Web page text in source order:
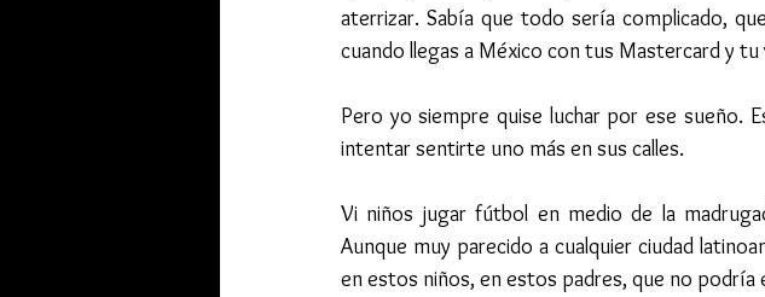
aterrizar. Sabía que todo sería complicado,
cuando llegas a México con tus Mastercard y tu
Pero yo siempre quise luchar por ese sueño.
intentar sentirte uno más en sus calles.
Vi niños jugar fútbol en medio de la
Aunque muy parecido a cualquier ciudad
en estos niños, en estos padres, que no